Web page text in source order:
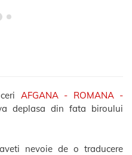
AFGANA - ROMANA -
deplasa din fata biroului
nevoie de o traducere